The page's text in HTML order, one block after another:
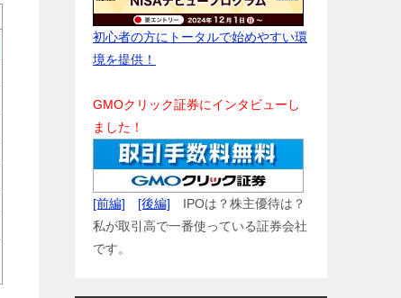
初心者の方にトータルで始めやすい環
境を提供！
GMOクリック証券にインタビューし
ました！
[前編] [後編] IPOは？株主優待は？
私が取引高で一番使っている証券会社
です。